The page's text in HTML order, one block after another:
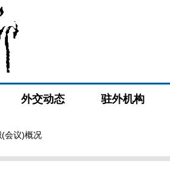
外交动态 驻外机构
(会议)概况